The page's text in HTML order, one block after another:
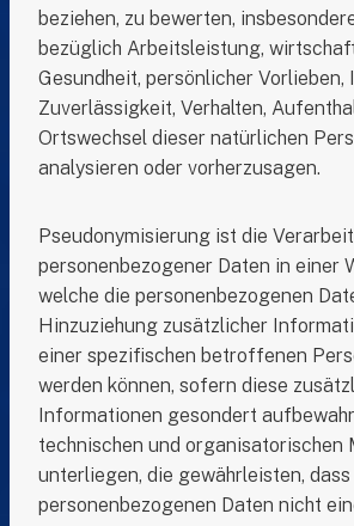
beziehen, zu bewerten,
bezüglich Arbeitsleistung,
Gesundheit, persönlicher Vorlieben,
Zuverlässigkeit, Verhalten,
Ortswechsel dieser natürlichen
analysieren oder vorherzusagen.
Pseudonymisierung ist die
personenbezogener Daten in einer
welche die personenbezogenen
Hinzuziehung zusätzlicher
einer spezifischen betroffenen
werden können, sofern diese
Informationen gesondert
technischen und organisatorischen
unterliegen, die gewährleisten, dass
personenbezogenen Daten nicht